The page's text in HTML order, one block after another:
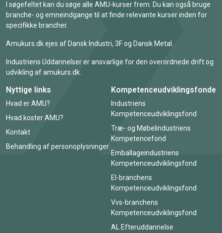
I søgefeltet kan du søge alle AMU-kurser frem. Du kan også bruge
branche- og emneindgange til at finde relevante kurser inden for
specifikke brancher.
Amukurs.dk ejes af Dansk Industri, 3F og Dansk Metal.
Industriens Uddannelser er ansvarlige for den overordnede drift og
udvikling af amukurs.dk.
Nyttige links
Hvad er AMU?
Hvad koster AMU?
Kontakt
Behandling af personoplysninger
Kompetenceudviklingsfonde
Industriens
Kompetenceudviklingsfond
Træ- og Møbelindustriens
Kompetencefond
Emballageindustriens
Kompetenceudviklingsfond
El-branchens
Kompetenceudviklingsfond
Vvs-branchens
Kompetenceudviklingsfond
AL Efteruddannelse